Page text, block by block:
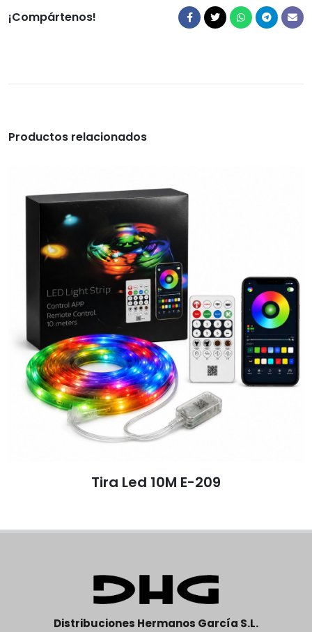
¡Compártenos!
Productos relacionados
Led 10M E-209
Distribuciones Hermanos García S.L.